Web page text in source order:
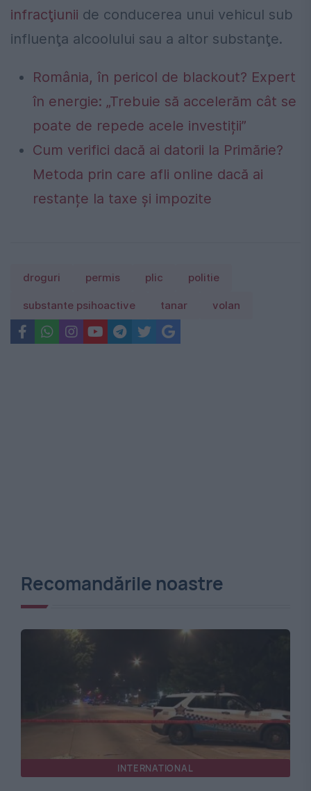
infracţiunii de conducerea unui vehicul sub
influenţa alcoolului sau a altor substanţe.
România, în pericol de blackout? Expert
în energie: „Trebuie să accelerăm cât se
poate de repede acele investiții”
Cum verifici dacă ai datorii la Primărie?
Metoda prin care afli online dacă ai
restanțe la taxe și impozite
droguri permis plic politie
substante psihoactive tanar volan
Recomandările noastre
INTERNATIONAL